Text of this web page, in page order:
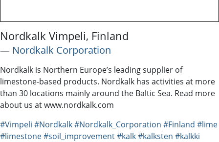
Nordkalk Vimpeli, Finland
― Nordkalk Corporation
Nordkalk is Northern Europe’s leading supplier of
limestone-based products. Nordkalk has activities at more
than 30 locations mainly around the Baltic Sea. Read more
about us at www.nordkalk.com
#Vimpeli #Nordkalk#Nordkalk_Corporation #Finland #lime
#limestone#soil_improvement#kalk#kalksten #kalkki